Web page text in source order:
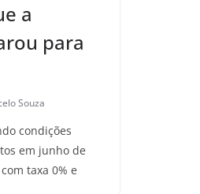
a
para
Souza
condições
em junho de
taxa 0% e